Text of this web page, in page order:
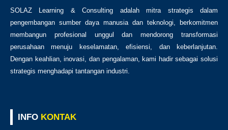
SOLAZ Learning & Consulting adalah mitra strategis dalam
pengembangan sumber daya manusia dan teknologi, berkomitmen
membangun profesional unggul dan mendorong transformasi
perusahaan menuju keselamatan, efisiensi, dan keberlanjutan.
Dengan keahlian, inovasi, dan pengalaman, kami hadir sebagai solusi
strategis menghadapi tantangan industri.
INFO KONTAK